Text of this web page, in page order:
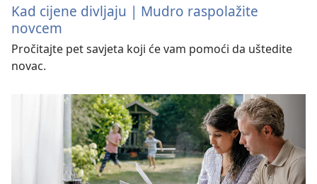
Kad cijene divljaju | Mudro raspolažite
novcem
Pročitajte pet savjeta koji će vam pomoći da uštedite
novac.